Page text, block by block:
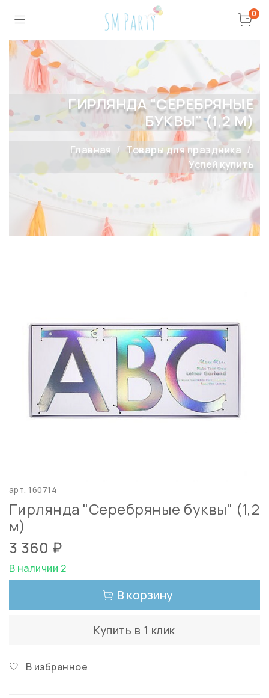
0
ГИРЛЯНДА "СЕРЕБРЯНЫЕ
БУКВЫ" (1,2 М)
Главная
Товары для праздника
Успей купить
арт.160714
Гирлянда "Серебряные буквы" (1,2
м)
3 360 ₽
В наличии 2
В корзину
Купить в 1 клик
В избранное